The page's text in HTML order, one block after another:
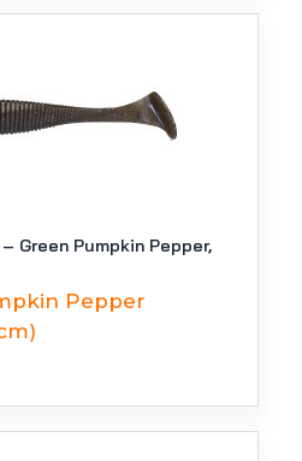
Green Pumpkin Pepper,
Pepper